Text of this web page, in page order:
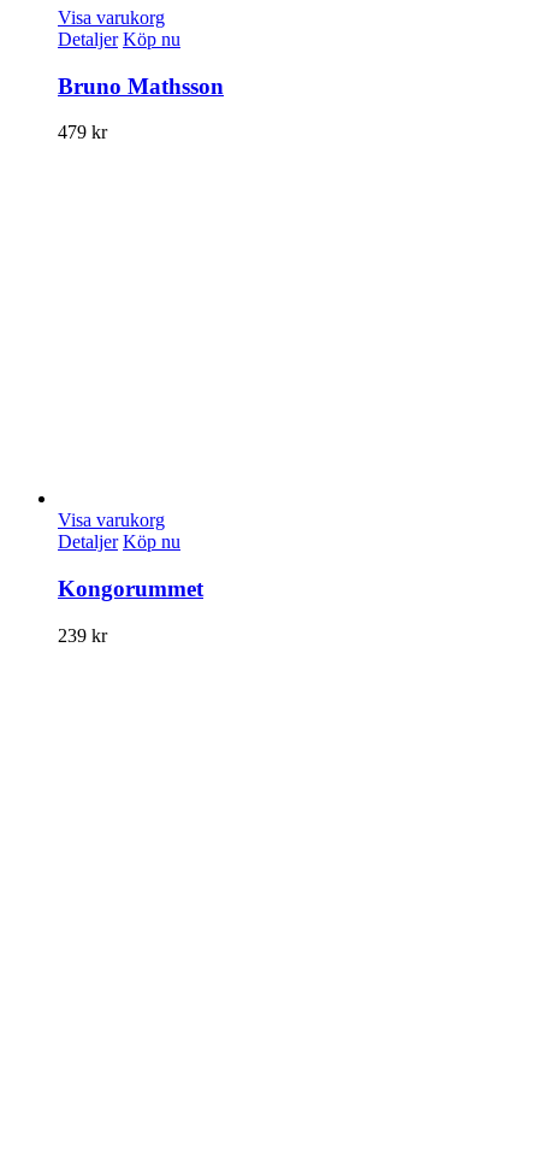
Visa varukorg
Detaljer Köp nu
Bruno Mathsson
479 kr
Visa varukorg
Detaljer Köp nu
Kongorummet
239 kr